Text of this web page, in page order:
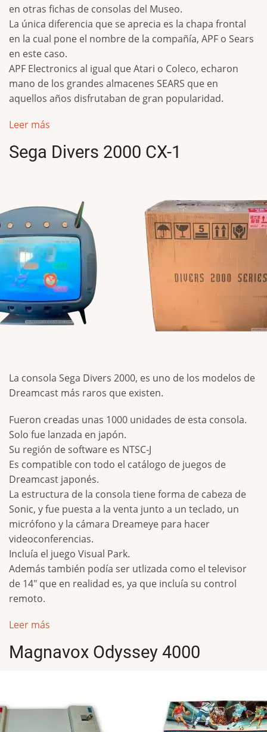
en otras fichas de consolas del Museo.
La única diferencia que se aprecia es la chapa frontal
en la cual pone el nombre de la compañía, APF o Sears
en este caso.
APF Electronics al igual que Atari o Coleco, echaron
mano de los grandes almacenes SEARS que en
aquellos años disfrutaban de gran popularidad.
Leer más
Sega Divers 2000 CX-1
La consola Sega Divers 2000, es uno de los modelos de
Dreamcast más raros que existen.
Fueron creadas unas 1000 unidades de esta consola.
Solo fue lanzada en japón.
Su región de software es NTSC-J
Es compatible con todo el catálogo de juegos de
Dreamcast japonés.
La estructura de la consola tiene forma de cabeza de
Sonic, y fue puesta a la venta junto a un teclado, un
micrófono y la cámara Dreameye para hacer
videoconferencias.
Incluía el juego Visual Park.
Además también podía ser utlizada como el televisor
de 14" que en realidad es, ya que incluía su control
remoto.
Leer más
Magnavox Odyssey 4000